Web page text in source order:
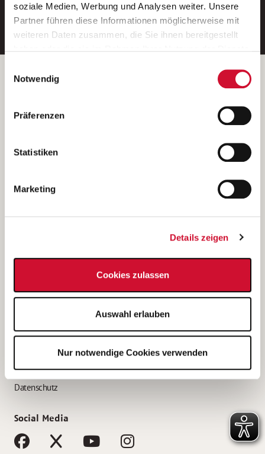
soziale Medien, Werbung und Analysen weiter. Unsere
Partner führen diese Informationen möglicherweise mit
weiteren Daten zusammen, die Sie ihnen bereitgestellt
Wenn Sie auf „Cookies zulassen“ klicken, so stimmen
Sie der Speicherung sämtlicher Cookies zu. Sie können
Ihre Einwilligung selbstverständlich jederzeit widerrufen,
indem Sie die Cookie-Einstellungen aufrufen und diese
unsererDatenschutzerklärung
Notwendig
Präferenzen
Statistiken
Marketing
Details zeigen
Cookies zulassen
Auswahl erlauben
Nur notwendige Cookies verwenden
E-Mail-Adresse eintragen
Betreiber der Webseite
Kantstraße 45a
(Ein Tochterunternehmen des AWO Bezirksverbandes Unterfranken
e.V.)
Bewerbung als Altenpflegehelfer*in
Bewerbung als Erzieher*in
AWO Gliederungen nach Bundesland
Impressum
Datenschutz
Social Media